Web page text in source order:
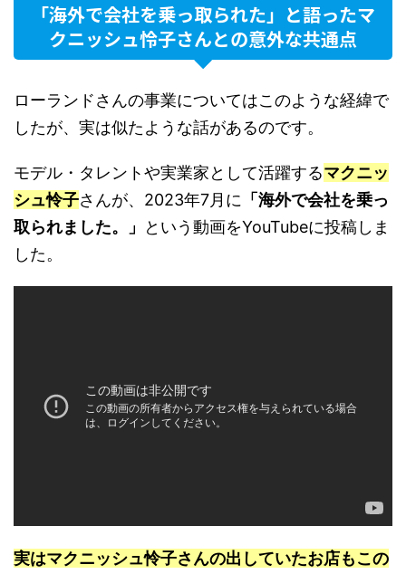
「海外で会社を乗っ取られた」と語ったマ
クニッシュ怜子さんとの意外な共通点
ローランドさんの事業についてはこのような経緯で
したが、実は似たような話があるのです。
モデル・タレントや実業家として活躍するマクニッ
シュ怜子さんが、2023年7月に 「海外で会社を乗っ
取られました。」
という動画をYouTubeに投稿しま
した。
実はマクニッシュ怜子さんの出していたお店もこの